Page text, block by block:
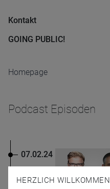
Kontakt
GOING PUBLIC!
Homepage
Podcast Episoden
07.02.24
HERZLICH WILLKOMMEN